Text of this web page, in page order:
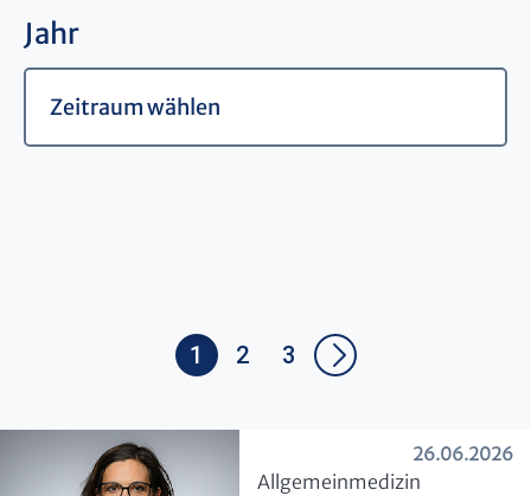
Jahr
1 2 3
26.06.2026
​Allgemeinmedizin